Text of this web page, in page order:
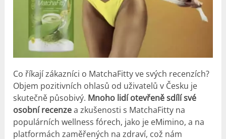
Co říkají zákazníci o MatchaFitty ve svých recenzích?
Objem pozitivních ohlasů od uživatelů v Česku je
skutečně působivý. Mnoho lidí otevřeně sdílí své
osobní recenzea zkušenosti s MatchaFitty na
populárních wellness fórech, jako je eMimino, a na
platformách zaměřených na zdraví, což nám